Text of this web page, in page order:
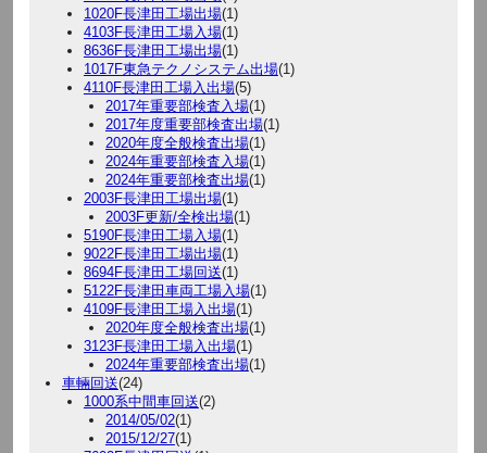
1020F長津田工場出場(1)
4103F長津田工場入場(1)
8636F長津田工場出場(1)
1017F東急テクノシステム出場(1)
4110F長津田工場入出場(5)
2017年重要部検査入場(1)
2017年度重要部検査出場(1)
2020年度全般検査出場(1)
2024年重要部検査入場(1)
2024年重要部検査出場(1)
2003F長津田工場出場(1)
2003F更新/全検出場(1)
5190F長津田工場入場(1)
9022F長津田工場出場(1)
8694F長津田工場回送(1)
5122F長津田車両工場入場(1)
4109F長津田工場入出場(1)
2020年度全般検査出場(1)
3123F長津田工場入出場(1)
2024年重要部検査出場(1)
車輛回送(24)
1000系中間車回送(2)
2014/05/02(1)
2015/12/27(1)